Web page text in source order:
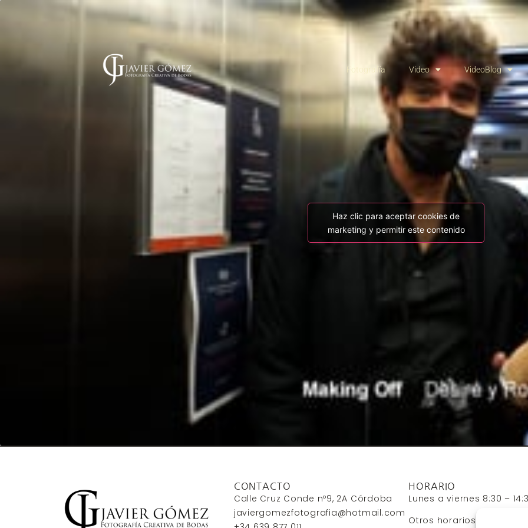
Fotografía Video VideoBlog
Haz clic para aceptar cookies de
marketing y permitir este contenido
CONTACTO
Calle Cruz Conde nº9, 2A Córdoba
javiergomezfotografia@hotmail.com
HORARIO
Lunes a viernes 8:30 –
Otros horarios con cita